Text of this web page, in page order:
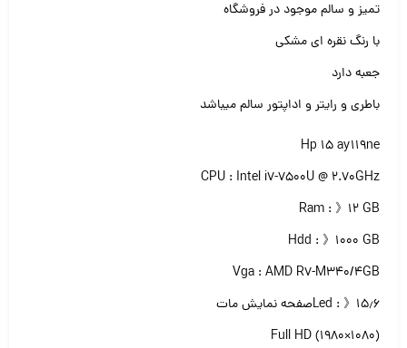
تمیز و سالم موجود در فروشگاه
با رنگ نقره ای مشکی
جعبه دارد
باطری و رایتر و اداپتور سالم میباشد
Hp 15 ay119ne
CPU : Intel i7-7500U @ 2.70GHz
Ram : 》۱۲ GB
Hdd : 》۱۰۰۰ GB
Vga : AMD R7-M340/4GB
Led : 》۱۵٫۶صفحه نمایش مات
Full HD (1980×۱۰۸۰)